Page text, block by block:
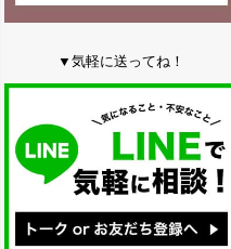
▼気軽に送ってね！